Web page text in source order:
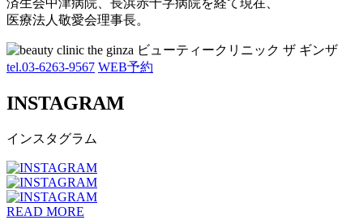
済生会中津病院、長浜赤十字病院を経て現在、
医療法人敬愛会理事長。
tel.03-6263-9567 WEB予約
INSTAGRAM
インスタグラム
READ MORE